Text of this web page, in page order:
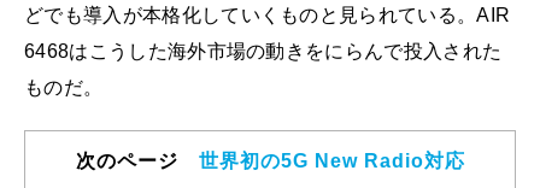
どでも導入が本格化していくものと見られている。AIR
6468はこうした海外市場の動きをにらんで投入された
ものだ。
次のページ 世界初の5G New Radio対応